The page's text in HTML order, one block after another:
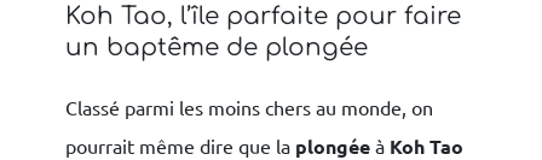
Koh Tao, l’île parfaite pour faire
un baptême de plongée
Classé parmi les moins chers au monde, on
pourrait même dire que la plongée à Koh Tao